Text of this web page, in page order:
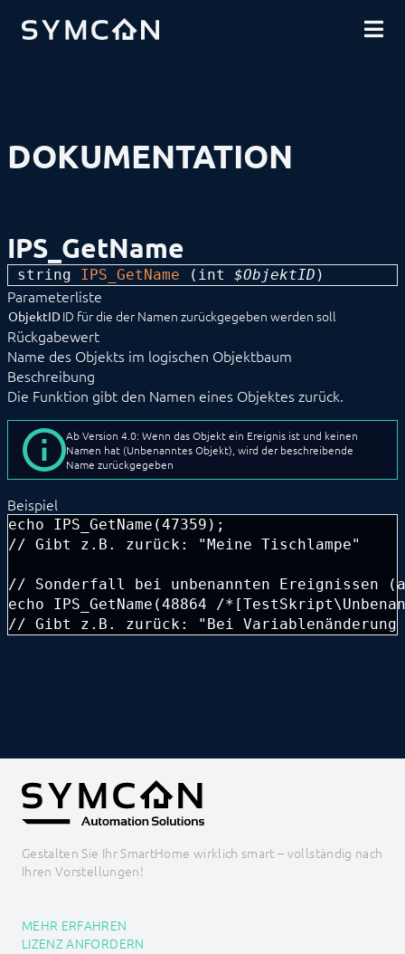
COMMUNITY
DOKUMENTATION
EINFÜHRUNG
INSTALLATION
MODULREFERENZ
BEFEHLSREFERENZ
Kategorieverwaltung
Linkverwaltung
Medienverwaltung
Modulverwaltung
Objektverwaltung
IPS_GetChildrenIDs
IPS_GetLocation
IPS_GetName
IPS_GetObject
IPS_GetObjectIDByIdent
IPS_GetObjectIDByName
IPS_GetObjectList
IPS_GetParent
IPS_HasChildren
IPS_ObjectExists
IPS_SetDisabled
IPS_SetHidden
IPS_SetHiddenTitle
IPS_SetIcon
IPS_SetIdent
IPS_SetInfo
Variablenverwaltung
ENTWICKLERBEREICH
IPS_GetName
string IPS_GetName ( int $ObjektID )
Parameterliste
ObjektIDID für die der Namen zurückgegeben werden soll
Rückgabewert
Name des Objekts im logischen Objektbaum
Beschreibung
Die Funktion gibt den Namen eines Objektes zurück.
Ab Version 4.0: Wenn das Objekt ein Ereignis ist und keinen
Namen hat (Unbenanntes Objekt), wird der beschreibende
Name zurückgegeben
Beispiel
echo IPS_GetName(47359);
// Gibt z.B. zurück: "Meine Tischlampe"
// Sonderfall bei unbenannten Ereignissen
echo IPS_GetName(48864 /
// Gibt z.B. zurück: "Bei Variablenänderung
Gestalten Sie Ihr SmartHome wirklich smart – vollständig nach
Ihren Vorstellungen!
MEHR ERFAHREN
LIZENZ ANFORDERN